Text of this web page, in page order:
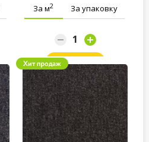
За м2 За упаковку
Заказать